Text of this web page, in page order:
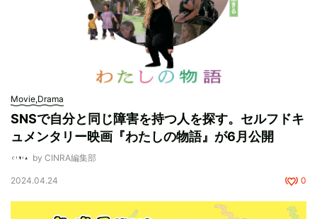
Movie,Drama
SNSで自分と同じ障害を持つ人を探す。セルフドキ
ュメンタリー映画『わたしの物語』が6月公開
by CINRA編集部
2024.04.24 0